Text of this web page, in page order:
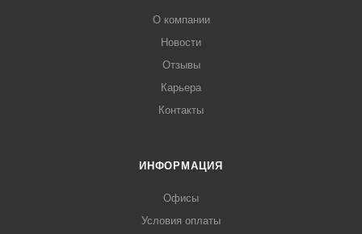
О компании
Новости
Отзывы
Карьера
Контакты
ИНФОРМАЦИЯ
Офисы
Условия оплаты